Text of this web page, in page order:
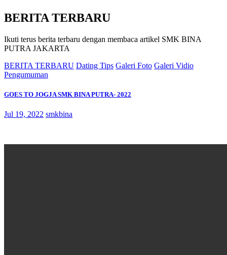
BERITA TERBARU
Ikuti terus berita terbaru dengan membaca artikel SMK BINA
PUTRA JAKARTA
BERITA TERBARU Dating Tips Galeri Foto Galeri Vidio
Pengumuman
GOES TO JOGJA SMK BINA PUTRA- 2022
Jul 19, 2022 smkbina